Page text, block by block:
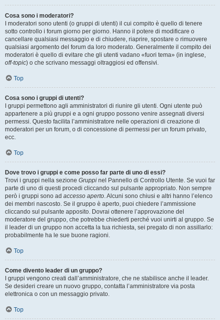
Cosa sono i moderatori?
I moderatori sono utenti (o gruppi di utenti) il cui compito è quello di tenere
sotto controllo i forum giorno per giorno. Hanno il potere di modificare o
cancellare qualsiasi messaggio e di chiudere, riaprire, spostare o rimuovere
qualsiasi argomento del forum da loro moderato. Generalmente il compito dei
moderatori è quello di evitare che gli utenti vadano «fuori tema» (in inglese,
off-topic) o che scrivano messaggi oltraggiosi ed offensivi.
Top
Cosa sono i gruppi di utenti?
I gruppi permettono agli amministratori di riunire gli utenti. Ogni utente può
appartenere a più gruppi e a ogni gruppo possono venire assegnati diversi
permessi. Questo facilita l’amministratore nelle operazioni di creazione di
moderatori per un forum, o di concessione di permessi per un forum privato,
ecc.
Top
Dove trovo i gruppi e come posso far parte di uno di essi?
Trovi i gruppi nella sezione Gruppi nel Pannello di Controllo Utente. Se vuoi far
parte di uno di questi procedi cliccando sul pulsante appropriato. Non sempre
però i gruppi sono ad accesso aperto. Alcuni sono chiusi e altri hanno l’elenco
dei membri nascosto. Se il gruppo è aperto, puoi chiedere l’ammissione
cliccando sul pulsante apposito. Dovrai ottenere l’approvazione del
moderatore del gruppo, che potrebbe chiederti perché vuoi unirti al gruppo. Se
il leader di un gruppo non accetta la tua richiesta, sei pregato di non assillarlo:
probabilmente ha le sue buone ragioni.
Top
Come divento leader di un gruppo?
I gruppi vengono creati dall’amministratore, che ne stabilisce anche il leader.
Se desideri creare un nuovo gruppo, contatta l’amministratore via posta
elettronica o con un messaggio privato.
Top